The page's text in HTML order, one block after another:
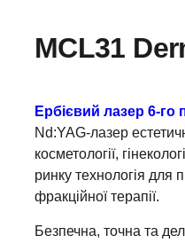
МCL31
Ербієвий лазер 6-го
Nd:YAG-лазер
косметології,
ринку технологія для
фракційної терапії.
Безпечна, точна та